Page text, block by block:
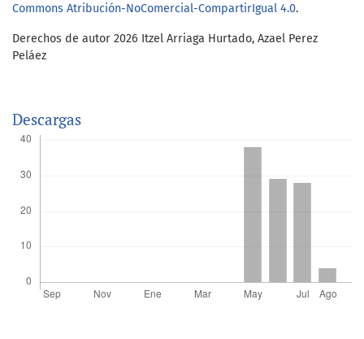
Commons Atribución-NoComercial-CompartirIgual 4.0.
Derechos de autor 2026 Itzel Arriaga Hurtado, Azael Perez
Peláez
Descargas